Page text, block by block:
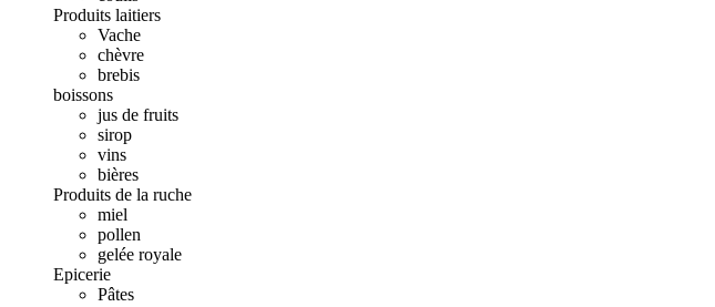
Produits laitiers
Vache
chèvre
brebis
boissons
jus de fruits
sirop
vins
bières
Produits de la ruche
miel
pollen
gelée royale
Epicerie
Pâtes